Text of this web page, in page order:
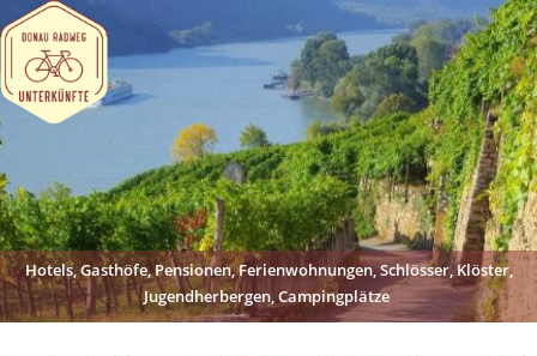
Hotels, Gasthöfe, Pensionen, Ferienwohnungen, Schlösser, Klöster,
Jugendherbergen, Campingplätze